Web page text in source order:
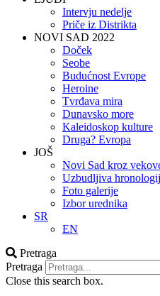
Intervju nedelje
Priče iz Distrikta
NOVI SAD 2022
Doček
Seobe
Budućnost Evrope
Heroine
Tvrđava mira
Dunavsko more
Kaleidoskop kulture
Druga? Evropa
JOŠ
Novi Sad kroz
Uzbudljiva
Foto galerije
Izbor urednika
SR
EN
Pretraga
Pretraga
Close this search box.